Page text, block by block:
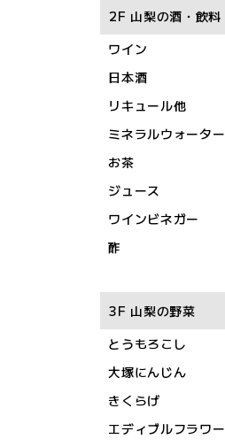
2F 山梨の酒・飲料
ワイン
日本酒
リキュール他
ミネラルウォーター
お茶
ジュース
ワインビネガー
酢
3F 山梨の野菜
とうもろこし
大塚にんじん
きくらげ
エディブルフラワー